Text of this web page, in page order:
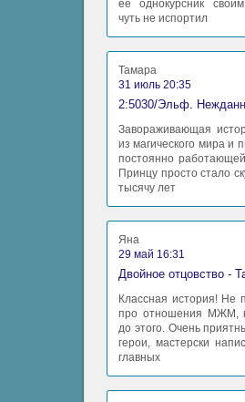
ее однокурсник
чуть не испортил
Тамара
31 июль 20:35
Завораживающая
из магического мира и
постоянно
Принцу просто стало
тысячу лет
Яна
29 май 16:31
Двойное отцовство -
Классная история! Не
про отношения МЖМ,
до этого. Очень
герои, мастерски
главных